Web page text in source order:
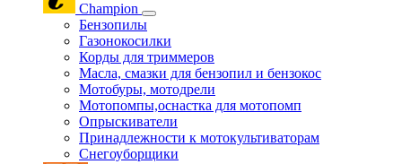
Champion
Бензопилы
Газонокосилки
Корды для триммеров
Масла, смазки для бензопил и бензокос
Мотобуры, мотодрели
Мотопомпы,оснастка для мотопомп
Опрыскиватели
Принадлежности к мотокультиваторам
Снегоуборщики